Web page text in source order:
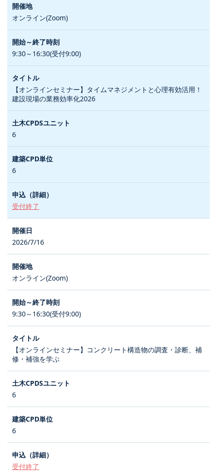
オンライン(Zoom)
9:30～16:30(受付9:00)
【オンラインセミナー】タイムマネジメントと心理有効活用！
建設現場の業務効率化2026
6
6
受付終了
2026/7/16
オンライン(Zoom)
9:30～16:30(受付9:00)
【オンラインセミナー】コンクリート構造物の調査・診断、補
修・補強を学ぶ
6
6
受付終了